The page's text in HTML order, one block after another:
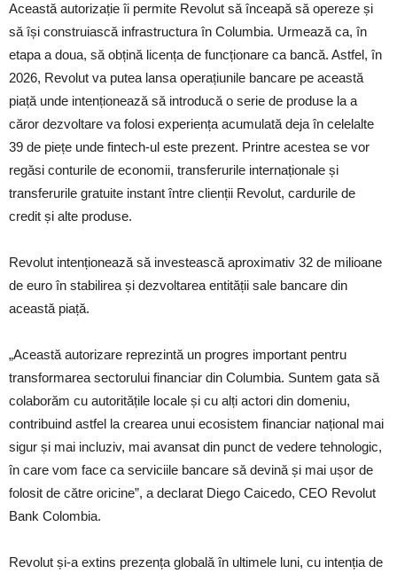
Această autorizație îi permite Revolut să înceapă să opereze și
să își construiască infrastructura în Columbia. Urmează ca, în
etapa a doua, să obțină licența de funcționare ca bancă. Astfel, în
2026, Revolut va putea lansa operațiunile bancare pe această
piață unde intenționează să introducă o serie de produse la a
căror dezvoltare va folosi experiența acumulată deja în celelalte
39 de piețe unde fintech-ul este prezent. Printre acestea se vor
regăsi conturile de economii, transferurile internaționale și
transferurile gratuite instant între clienții Revolut, cardurile de
credit și alte produse.
Revolut intenționează să investească aproximativ 32 de milioane
de euro în stabilirea și dezvoltarea entității sale bancare din
această piață.
„Această autorizare reprezintă un progres important pentru
transformarea sectorului financiar din Columbia. Suntem gata să
colaborăm cu autoritățile locale și cu alți actori din domeniu,
contribuind astfel la crearea unui ecosistem financiar național mai
sigur și mai incluziv, mai avansat din punct de vedere tehnologic,
în care vom face ca serviciile bancare să devină și mai ușor de
folosit de către oricine”, a declarat Diego Caicedo, CEO Revolut
Bank Colombia.
Revolut și-a extins prezența globală în ultimele luni, cu intenția de